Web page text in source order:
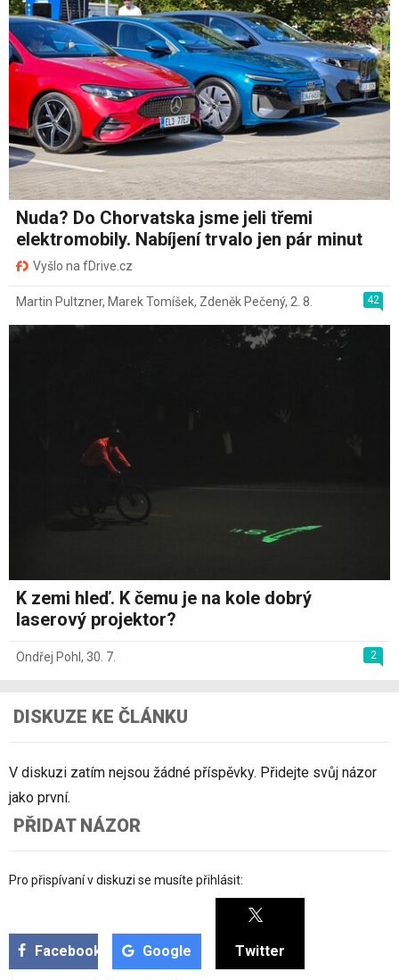
Nuda? Do Chorvatska jsme jeli třemi
elektromobily. Nabíjení trvalo jen pár minut
Vyšlo na fDrive.cz
42
Martin Pultzner, Marek Tomíšek, Zdeněk Pečený, 2. 8.
K zemi hleď. K čemu je na kole dobrý
laserový projektor?
2
Ondřej Pohl , 30. 7.
DISKUZE KE ČLÁNKU
V diskuzi zatím nejsou žádné příspěvky. Přidejte svůj názor
jako první.
PŘIDAT NÁZOR
Pro přispívaní v diskuzi se musíte přihlásit:
Facebook Google Twitter